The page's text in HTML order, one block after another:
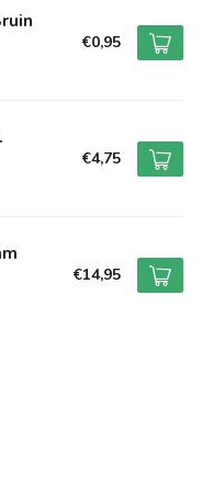
€0,95
€4,75
€14,95